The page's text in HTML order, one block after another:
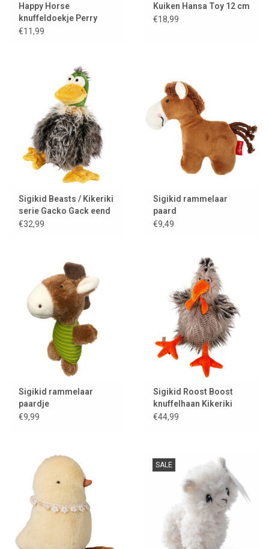
Happy Horse
knuffeldoekje Perry
varken
€11,99
Kuiken Hansa Toy 12 cm
€18,99
Sigikid Beasts / Kikeriki
serie Gacko Gack eend
€32,99
Sigikid rammelaar
paard
€9,49
Sigikid rammelaar
paardje
€9,99
Sigikid Roost Boost
knuffelhaan Kikeriki
€44,99
SALE